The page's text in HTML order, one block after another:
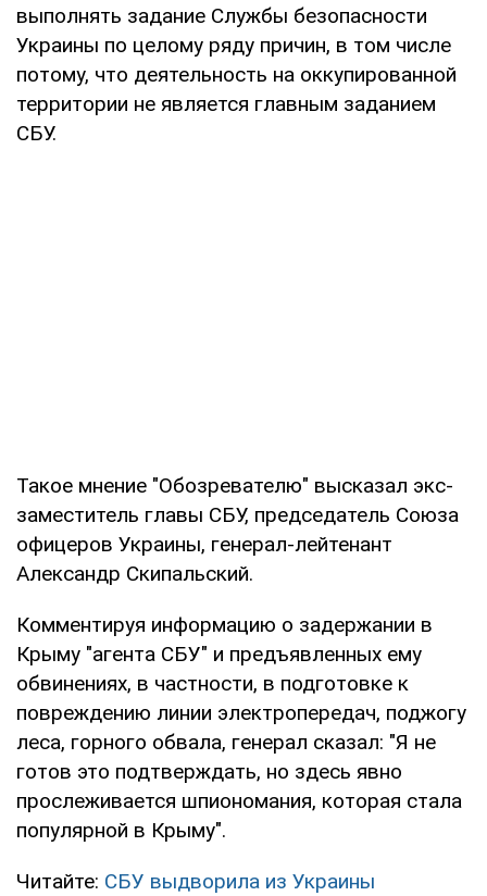
выполнять задание Службы безопасности
Украины по целому ряду причин, в том числе
потому, что деятельность на оккупированной
территории не является главным заданием
СБУ.
Такое мнение "Обозревателю" высказал экс-
заместитель главы СБУ, председатель Союза
офицеров Украины, генерал-лейтенант
Александр Скипальский.
Комментируя информацию о задержании в
Крыму "агента СБУ" и предъявленных ему
обвинениях, в частности, в подготовке к
повреждению линии электропередач, поджогу
леса, горного обвала, генерал сказал: "Я не
готов это подтверждать, но здесь явно
прослеживается шпиономания, которая стала
популярной в Крыму".
Читайте: СБУ выдворила из Украины